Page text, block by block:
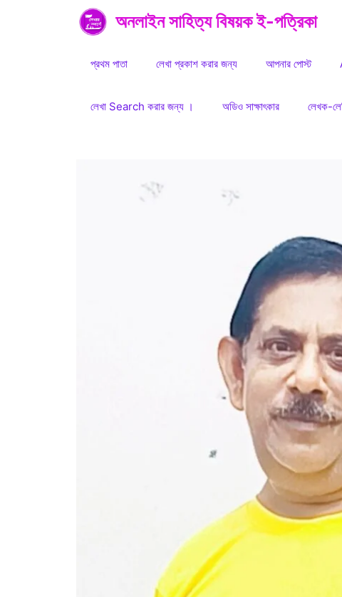
অনলাইন সাহিত্য বিষয়ক ই-পত্রিকা
প্রথম পাতা লেখা প্রকাশ করার জন্য আপনার পোস্ট
লেখা Search করার জন্য । অডিও সাক্ষাৎকার লেখক-